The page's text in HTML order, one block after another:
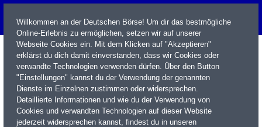
Name / WKN / ISIN / Kürzel
Willkommen an der Deutschen Börse! Um dir das bestmögliche
Online-Erlebnis zu ermöglichen, setzen wir auf unserer
Webseite Cookies ein. Mit dem Klicken auf "Akzeptieren"
erklärst du dich damit einverstanden, dass wir Cookies oder
verwandte Technologien verwenden dürfen. Über den Button
"Einstellungen" kannst du der Verwendung der genannten
Dienste im Einzelnen zustimmen oder widersprechen.
Detaillierte Informationen und wie du der Verwendung von
Cookies und verwandten Technologien auf dieser Website
jederzeit widersprechen kannst, findest du in unseren